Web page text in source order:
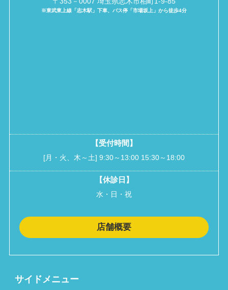
※東武東上線「志木駅」下車、バス停「市場坂上」から徒歩4分
【受付時間】
[月・火、木～土] 9:30～13:00 15:30～18:00
【休診日】
水・日・祝
店舗概要
サイドメニュー